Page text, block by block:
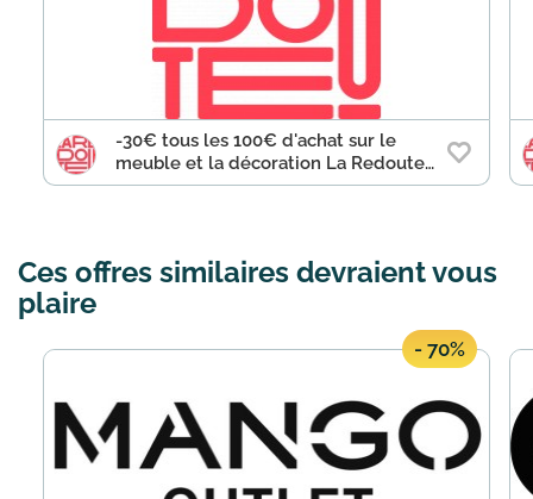
-30€ tous les 100€ d'achat sur le
meuble et la décoration La Redoute
Intérieurs et AMPM
Ces offres similaires devraient vous
plaire
- 70%